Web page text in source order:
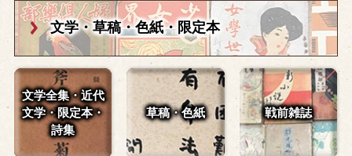
文学・草稿・色紙・限定本
文学全集・近代
文学・ 限定本・
詩集
草稿・色紙 戦前雑誌